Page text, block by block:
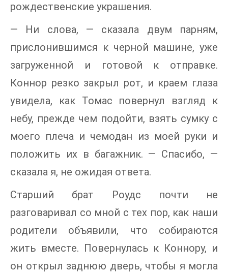
рождественские украшения.
— Ни слова, — сказала двум парням,
прислонившимся к черной машине, уже
загруженной и готовой к отправке.
Коннор резко закрыл рот, и краем глаза
увидела, как Томас повернул взгляд к
небу, прежде чем подойти, взять сумку с
моего плеча и чемодан из моей руки и
положить их в багажник. — Спасибо, —
сказала я, не ожидая ответа.
Старший брат Роудс почти не
разговаривал со мной с тех пор, как наши
родители объявили, что собираются
жить вместе. Повернулась к Коннору, и
он открыл заднюю дверь, чтобы я могла